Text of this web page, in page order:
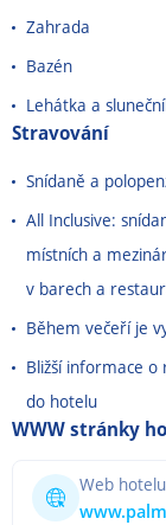
Zahrada
Bazén
Lehátka a
Stravování
Snídaně a
All Inclusive:
místních a
v barech a
Během večeří je
Bližší informace o
do hotelu
WWW stránky
Web hotelu